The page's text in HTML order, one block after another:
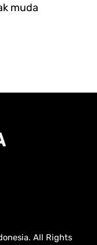
muda
All Rights